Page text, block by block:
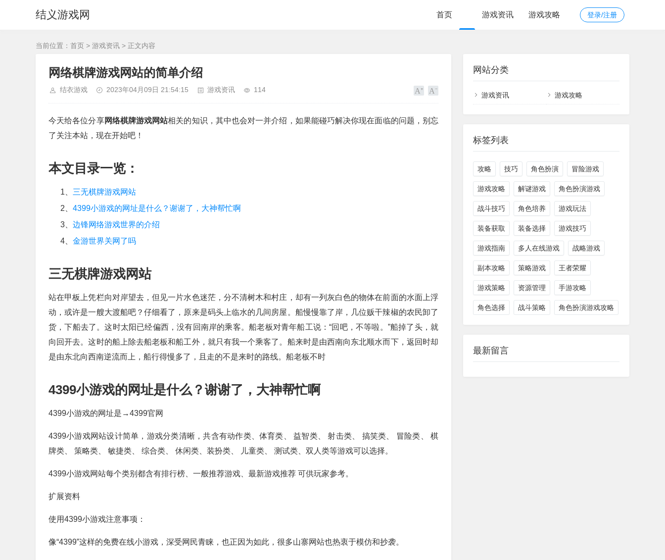
结义游戏网 登录/注册
首页 游戏资讯 游戏攻略
当前位置： 首页 > 游戏资讯 > 正文内容
网络棋牌游戏网站的简单介绍
结衣游戏 2023年04月09日 21:54:15 游戏资讯 114
今天给各位分享网络棋牌游戏网站相关的知识，其中也会对一并介绍，如果能碰巧解决你现在面临的问题，别忘
了关注本站，现在开始吧！
本文目录一览：
1、 三无棋牌游戏网站
2、 4399小游戏的网址是什么？谢谢了，大神帮忙啊
3、 边锋网络游戏世界的介绍
4、 金游世界关网了吗
三无棋牌游戏网站
站在甲板上凭栏向对岸望去，但见一片水色迷茫，分不清树木和村庄，却有一列灰白色的物体在前面的水面上浮
动，或许是一艘大渡船吧？仔细看了，原来是码头上临水的几间房屋。船慢慢靠了岸，几位贩干辣椒的农民卸了
货，下船去了。这时太阳已经偏西，没有回南岸的乘客。船老板对青年船工说：“回吧，不等啦。”船掉了头，就
向回开去。这时的船上除去船老板和船工外，就只有我一个乘客了。船来时是由西南向东北顺水而下，返回时却
是由东北向西南逆流而上，船行得慢多了，且走的不是来时的路线。船老板不时
4399小游戏的网址是什么？谢谢了，大神帮忙啊
4399小游戏的网址是→4399官网
4399小游戏网站设计简单，游戏分类清晰，共含有动作类、体育类、 益智类、 射击类、 搞笑类、 冒险类、 棋
牌类、 策略类、 敏捷类、 综合类、 休闲类、装扮类、 儿童类、 测试类、双人类等游戏可以选择。
4399小游戏网站每个类别都含有排行榜、一般推荐游戏、最新游戏推荐 可供玩家参考。
扩展资料
使用4399小游戏注意事项：
像“4399”这样的免费在线小游戏，深受网民青睐，也正因为如此，很多山寨网站也热衷于模仿和抄袭。
网站分类
游戏资讯 游戏攻略
标签列表
攻略 技巧 角色扮演 冒险游戏
游戏攻略 解谜游戏 角色扮演游戏
战斗技巧 角色培养 游戏玩法
装备获取 装备选择 游戏技巧
游戏指南 多人在线游戏 战略游戏
副本攻略 策略游戏 王者荣耀
游戏策略 资源管理 手游攻略
角色选择 战斗策略 角色扮演游戏攻略
最新留言